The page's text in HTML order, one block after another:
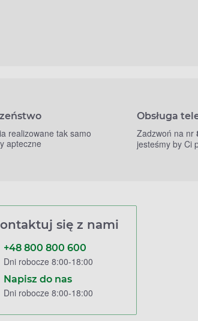
realizowane tak samo
apteczne
Obsługa
Zadzwoń na nr
jesteśmy by Ci
się z nami
+48 800 800 600
Dni robocze 8:00-18:00
Napisz do nas
Dni robocze 8:00-18:00